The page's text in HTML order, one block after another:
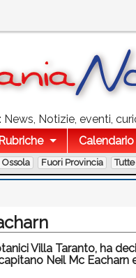
Notizie, eventi,
Calendario
Ossola Fuori Provincia
Villa Taranto, ha
Neil Mc Eacharn